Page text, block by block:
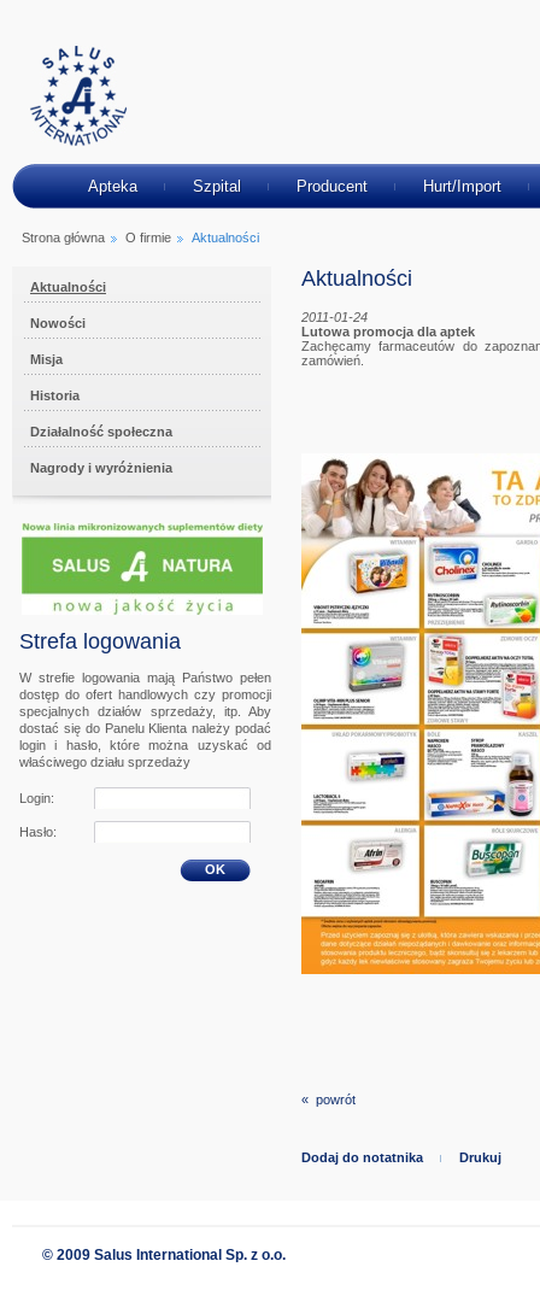
Apteka Szpital Producent Hurt/Import
Strona główna O firmie Aktualności
Aktualności
Nowości
Misja
Historia
Działalność społeczna
Nagrody i wyróżnienia
Strefa logowania
W strefie logowania mają Państwo pełen
dostęp do ofert handlowych czy promocji
specjalnych działów sprzedaży, itp. Aby
dostać się do Panelu Klienta należy podać
login i hasło, które można uzyskać od
właściwego działu sprzedaży
Login:
Hasło:
OK
Aktualności
2011-01-24
Lutowa promocja dla aptek
Zachęcamy farmaceutów do
zamówień.
« powrót
Dodaj do notatnika Drukuj
© 2009 Salus International Sp. z o.o.